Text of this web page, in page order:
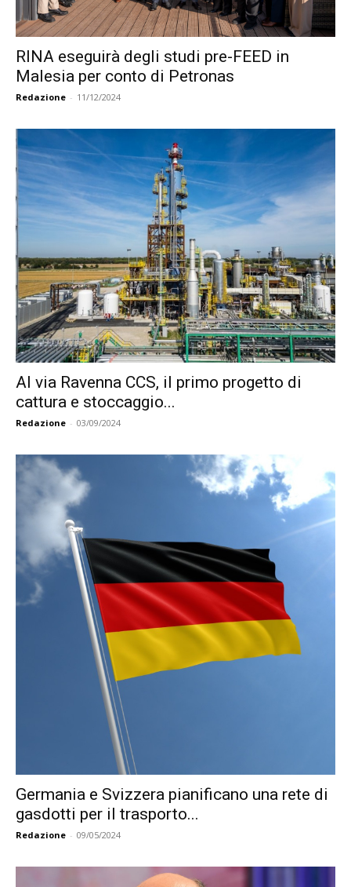
RINA eseguirà degli studi pre-FEED in
Malesia per conto di Petronas
Redazione - 11/12/2024
Al via Ravenna CCS, il primo progetto di
cattura e stoccaggio...
Redazione - 03/09/2024
Germania e Svizzera pianificano una rete di
gasdotti per il trasporto...
Redazione - 09/05/2024